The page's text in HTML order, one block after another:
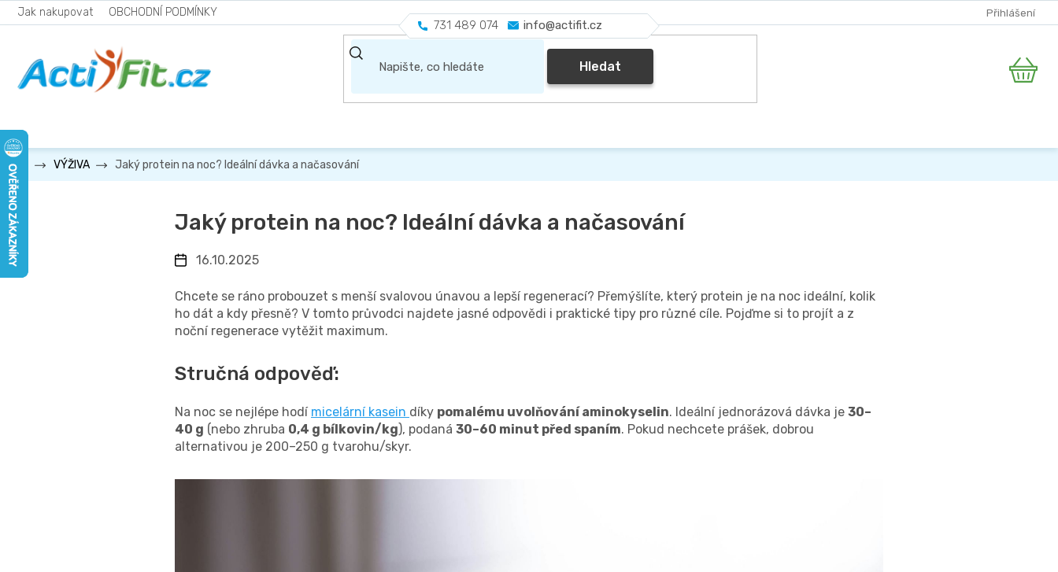
Přejít
na
731 489 074 info@actifit.cz
Jak nakupovat OBCHODNÍ PODMÍNKY Přihlášení
Hledat Nákupní
VÝŽIVA Jaký protein na noc? Ideální dávka a načasování
Jaký protein na noc? Ideální dávka a načasování
16.10.2025
Chcete se ráno probouzet s menší svalovou únavou a lepší regenerací? Přemýšlíte, který protein je na noc ideální, kolik
ho dát a kdy přesně? V tomto průvodci najdete jasné odpovědi i praktické tipy pro různé cíle. Pojďme si to projít a z
noční regenerace vytěžit maximum.
Stručná odpověď:
Na noc se nejlépe hodí micelární kasein díky pomalému uvolňování aminokyselin. Ideální jednorázová dávka je 30–
40 g (nebo zhruba 0,4 g bílkovin/kg), podaná 30–60 minut před spaním. Pokud nechcete prášek, dobrou
alternativou je 200–250 g tvarohu/skyr.